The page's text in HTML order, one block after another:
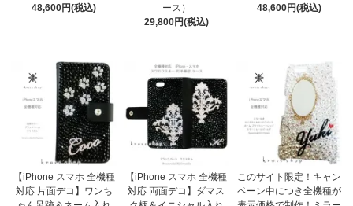
48,600円(税込)
ース）
29,800円(税込)
48,600円(税込)
【iPhone スマホ 全機種
対応 片面デコ】ワンち
【iPhone スマホ 全機種
対応 両面デコ】ダマス
このサイト限定！キャン
ペーン中につき全機種が